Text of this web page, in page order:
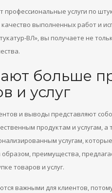
услуги по
выполненных работ и
ВЛ», вы получаете не
больше
и услуг
и выводы представляют
продуктам и услугам,
услугам,
преимущества,
товаров и услуг.
важными для клиентов,